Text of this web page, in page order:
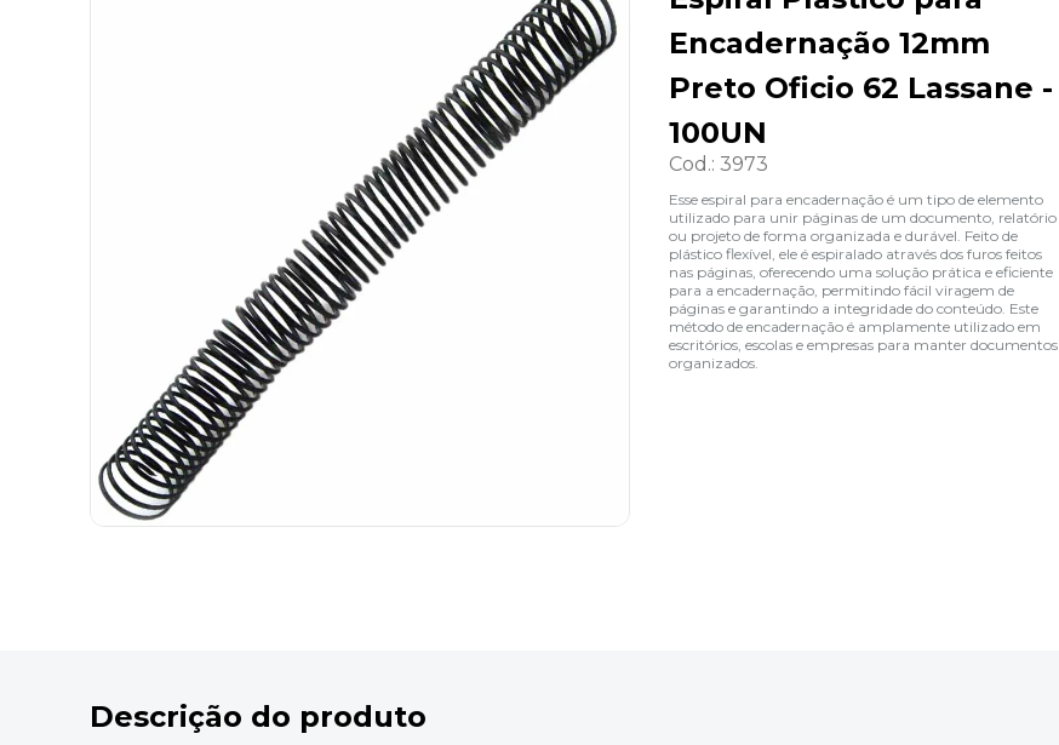
Encadernação 12mm
Preto Oficio 62 Lassane -
100UN
Cod.:3973
Esse espiral para encadernação é um tipo de elemento
utilizado para unir páginas de um documento, relatório
ou projeto de forma organizada e durável. Feito de
plástico flexível, ele é espiralado através dos furos feitos
nas páginas, oferecendo uma solução prática e eficiente
para a encadernação, permitindo fácil viragem de
páginas e garantindo a integridade do conteúdo. Este
método de encadernação é amplamente utilizado em
escritórios, escolas e empresas para manter documentos
organizados.
Descrição do produto